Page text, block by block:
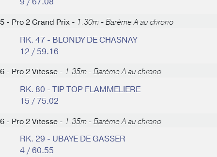
5 - Pro 2 Grand Prix - 1.30m - Barème A au chrono
RK. 47 - BLONDY DE CHASNAY
12 / 59.16
6 - Pro 2 Vitesse - 1.35m - Barème A au chrono
RK. 80 - TIP TOP FLAMMELIERE
15 / 75.02
6 - Pro 2 Vitesse - 1.35m - Barème A au chrono
RK. 29 - UBAYE DE GASSER
4 / 60.55